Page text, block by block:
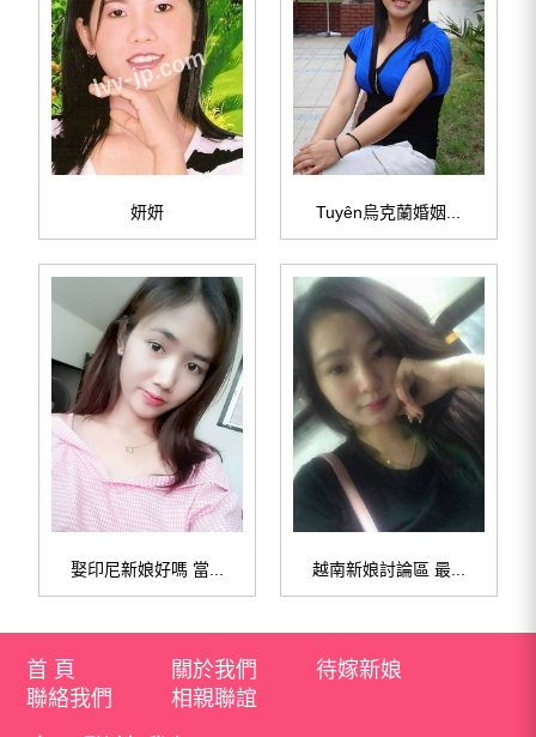
妍妍 Tuyên烏克蘭婚姻...
娶印尼新娘好嗎 當... 越南新娘討論區 最...
首 頁 關於我們
待嫁新娘
聯絡我們
相親聯誼